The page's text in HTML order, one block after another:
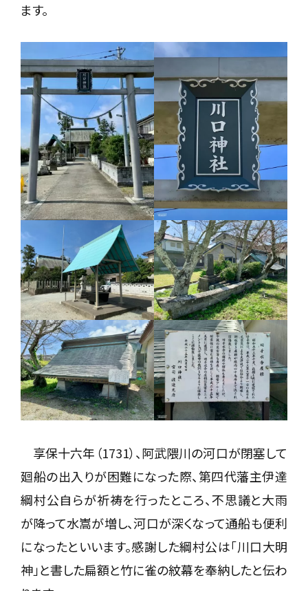
ます。
享保十六年（1731）、阿武隈川の河口が閉塞して
廻船の出入りが困難になった際、第四代藩主伊達
綱村公自らが祈祷を行ったところ、不思議と大雨
が降って水嵩が増し、河口が深くなって通船も便利
になったといいます。感謝した綱村公は「川口大明
神」と書した扁額と竹に雀の紋幕を奉納したと伝わ